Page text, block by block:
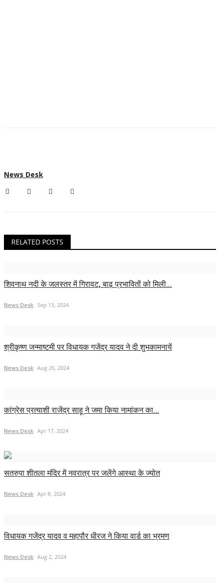
News Desk
RELATED POSTS
शिवनाथ नदी के जलस्तर में गिरावट, बाढ़ प्रभावितों को मिली...
News Desk Sep 13, 2024
श्रीकृष्ण जन्माष्टमी पर विधायक गजेंद्र यादव ने दी शुभकामनायें
News Desk Aug 26, 2024
कांग्रेस प्रत्याशी राजेंद्र साहू ने जमा किया नामांकन का...
News Desk Apr 17, 2024
सतरुपा शीतला मंदिर में नवरात्र पर जलेंगे आस्था के ज्योत
News Desk Apr 8, 2024
विधायक गजेंद्र यादव व महापौर धीरज ने किया वार्ड का भ्रमण
News Desk Aug 2, 2024